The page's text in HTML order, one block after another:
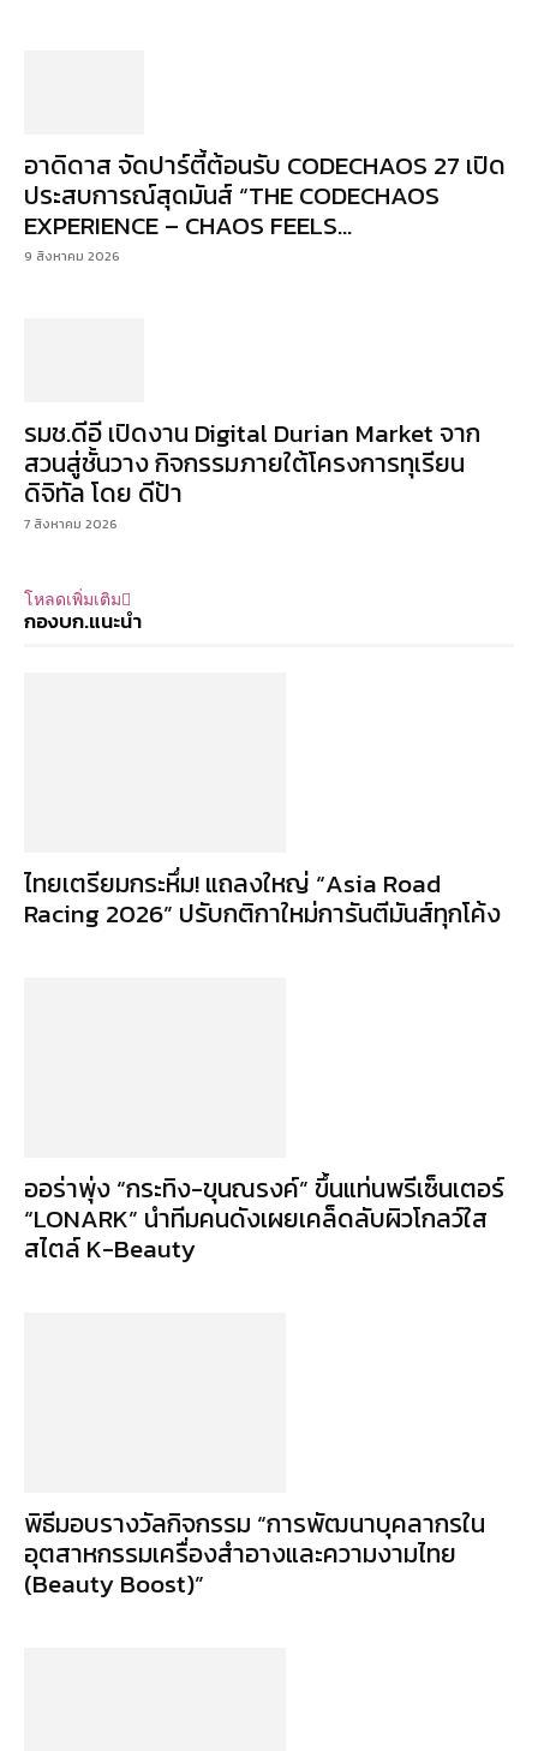
อาดิดาส จัดปาร์ตี้ต้อนรับ CODECHAOS 27 เปิด
ประสบการณ์สุดมันส์ “THE CODECHAOS
EXPERIENCE – CHAOS FEELS...
9 สิงหาคม 2026
รมช.ดีอี เปิดงาน Digital Durian Market จาก
สวนสู่ชั้นวาง กิจกรรมภายใต้โครงการทุเรียน
ดิจิทัล โดย ดีป้า
7 สิงหาคม 2026
โหลดเพิ่มเติม
กองบก.แนะนำ
ไทยเตรียมกระหึ่ม! แถลงใหญ่ “Asia Road
Racing 2026” ปรับกติกาใหม่การันตีมันส์ทุกโค้ง
ออร่าพุ่ง “กระทิง-ขุนณรงค์” ขึ้นแท่นพรีเซ็นเตอร์
“LONARK” นำทีมคนดังเผยเคล็ดลับผิวโกลว์ใส
สไตล์ K-Beauty
พิธีมอบรางวัลกิจกรรม “การพัฒนาบุคลากรใน
อุตสาหกรรมเครื่องสำอางและความงามไทย
(Beauty Boost)”